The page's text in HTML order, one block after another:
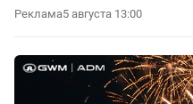
Реклама5 августа 13:00